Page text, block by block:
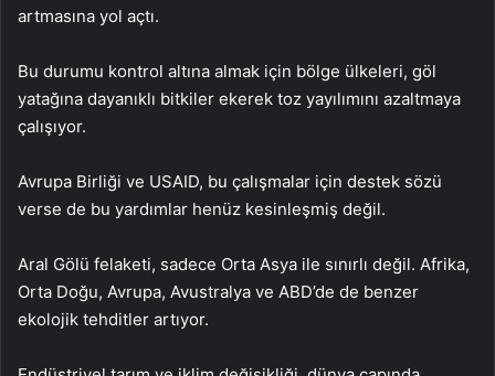
artmasına yol açtı.
Bu durumu kontrol altına almak için bölge ülkeleri, göl
yatağına dayanıklı bitkiler ekerek toz yayılımını azaltmaya
çalışıyor.
Avrupa Birliği ve USAID, bu çalışmalar için destek sözü
verse de bu yardımlar henüz kesinleşmiş değil.
Aral Gölü felaketi, sadece Orta Asya ile sınırlı değil. Afrika,
Orta Doğu, Avrupa, Avustralya ve ABD’de de benzer
ekolojik tehditler artıyor.